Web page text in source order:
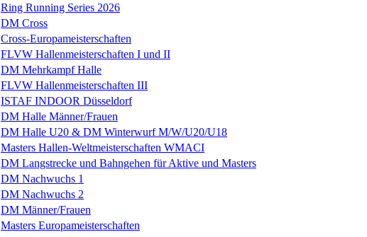
Ring Running Series 2026
DM Cross
Cross-Europameisterschaften
FLVW Hallenmeisterschaften I und II
DM Mehrkampf Halle
FLVW Hallenmeisterschaften III
ISTAF INDOOR Düsseldorf
DM Halle Männer/Frauen
DM Halle U20 & DM Winterwurf M/W/U20/U18
Masters Hallen-Weltmeisterschaften WMACI
DM Langstrecke und Bahngehen für Aktive und Masters
DM Nachwuchs 1
DM Nachwuchs 2
DM Männer/Frauen
Masters Europameisterschaften